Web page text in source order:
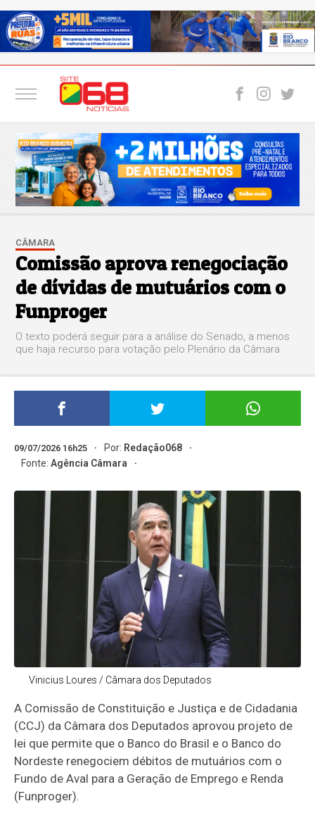
CÂMARA
Comissão aprova renegociação
de dívidas de mutuários com o
Funproger
O texto poderá seguir para a análise do Senado, a menos
que haja recurso para votação pelo Plenário da Câmara
09/07/2026 16h25 Por: Redação068
Fonte:Agência Câmara
Vinicius Loures / Câmara dos Deputados
A Comissão de Constituição e Justiça e de Cidadania
(CCJ) da Câmara dos Deputados aprovou projeto de
lei que permite que o Banco do Brasil e o Banco do
Nordeste renegociem débitos de mutuários com o
Fundo de Aval para a Geração de Emprego e Renda
(Funproger).